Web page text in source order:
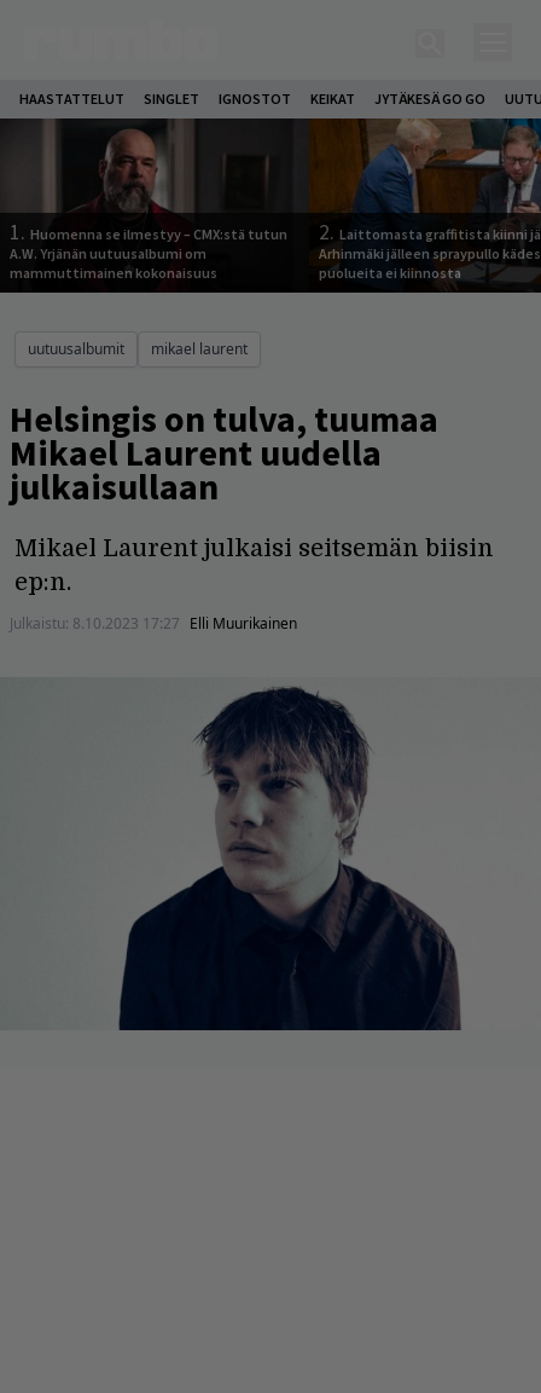
HAASTATTELUT SINGLET IGNOSTOT KEIKAT JYTÄKESÄ GO GO
1. Huomenna se ilmestyy – CMX:stä tutun
A.W. Yrjänän uutuusalbumi om
mammuttimainen kokonaisuus
2. Laittomasta graffitista kiinni
Arhinmäki jälleen spraypullo
puolueita ei kiinnosta
uutuusalbumit mikael laurent
Helsingis on tulva, tuumaa
Mikael Laurent uudella
julkaisullaan
Mikael Laurent julkaisi seitsemän biisin
ep:n.
Julkaistu: 8.10.2023 17:27 Elli Muurikainen